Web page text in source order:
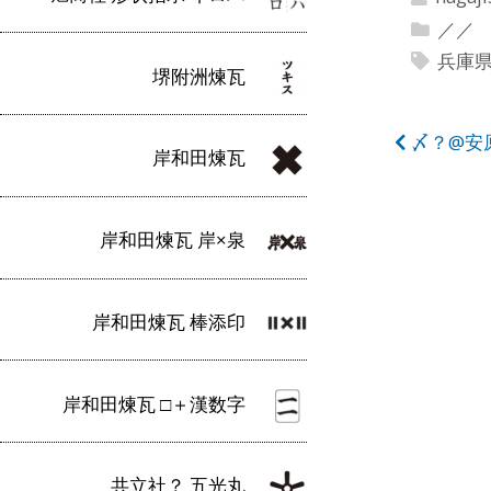
堺附洲煉瓦
岸和田煉瓦
岸和田煉瓦 岸×泉
岸和田煉瓦 棒添印
岸和田煉瓦 □＋漢数字
共立社？ 五光丸
／／
兵庫
投〆？@